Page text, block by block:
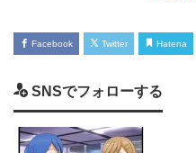
Facebook Twitter Hatena
SNSでフォローする